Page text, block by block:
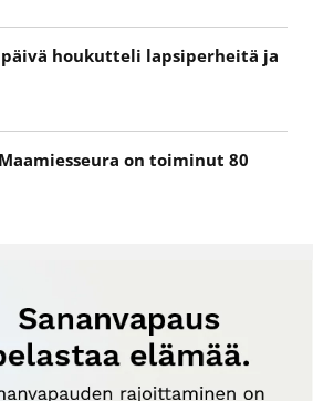
houkutteli lapsiperheitä ja
on toiminut 80